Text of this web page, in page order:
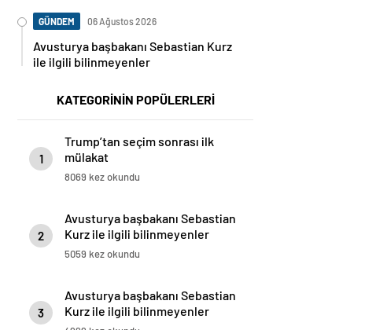
GÜNDEM 06 Ağustos 2026
Avusturya başbakanı Sebastian Kurz
ile ilgili bilinmeyenler
KATEGORİNİN POPÜLERLERİ
1
Trump’tan seçim sonrası ilk
mülakat
8069 kez okundu
2
Avusturya başbakanı Sebastian
Kurz ile ilgili bilinmeyenler
5059 kez okundu
3
Avusturya başbakanı Sebastian
Kurz ile ilgili bilinmeyenler